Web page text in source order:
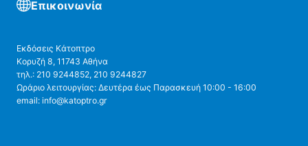
Επικοινωνία
Εκδόσεις Κάτοπτρο
Κορυζή 8, 11743 Αθήνα
τηλ.: 210 9244852, 210 9244827
Ωράριο λειτουργίας: Δευτέρα έως Παρασκευή 10:00 - 16:00
email: info@katoptro.gr